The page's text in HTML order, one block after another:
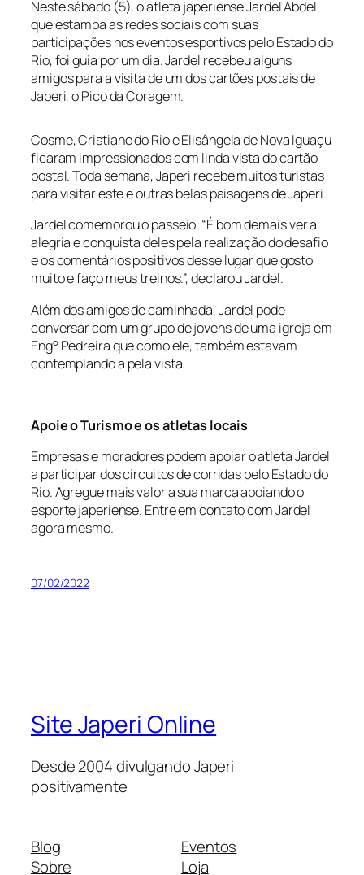
Neste sábado (5), o atleta japeriense Jardel Abdel
que estampa as redes sociais com suas
participações nos eventos esportivos pelo Estado do
Rio, foi guia por um dia. Jardel recebeu alguns
amigos para a visita de um dos cartões postais de
Japeri, o Pico da Coragem.
Cosme, Cristiane do Rio e Elisângela de Nova Iguaçu
ficaram impressionados com linda vista do cartão
postal. Toda semana, Japeri recebe muitos turistas
para visitar este e outras belas paisagens de Japeri.
Jardel comemorou o passeio. “É bom demais ver a
alegria e conquista deles pela realização do desafio
e os comentários positivos desse lugar que gosto
muito e faço meus treinos.”, declarou Jardel.
Além dos amigos de caminhada, Jardel pode
conversar com um grupo de jovens de uma igreja em
Eng° Pedreira que como ele, também estavam
contemplando a pela vista.
Apoie o Turismo e os atletas locais
Empresas e moradores podem apoiar o atleta Jardel
a participar dos circuitos de corridas pelo Estado do
Rio. Agregue mais valor a sua marca apoiando o
esporte japeriense. Entre em contato com Jardel
agora mesmo.
07/02/2022
Site Japeri Online
Desde 2004 divulgando Japeri
positivamente
Blog
Sobre
Eventos
Loja